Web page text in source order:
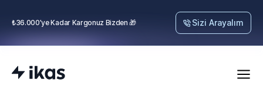
₺36.000’ye Kadar Kargonuz Bizden 🎁 Sizi Arayalım